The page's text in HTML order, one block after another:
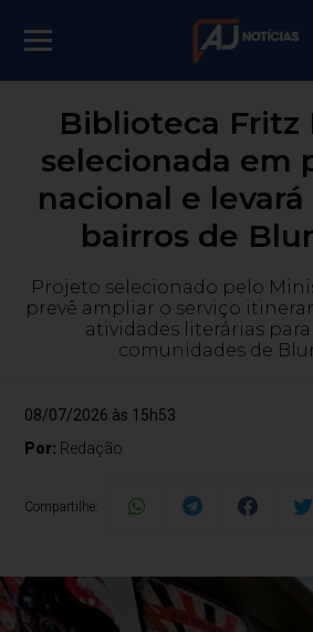
Biblioteca Fritz
selecionada em
nacional e levará
bairros de
Projeto selecionado pelo
prevê ampliar o serviço
atividades literárias
comunidades de
08/07/2026 às 15h53
Por: Redação
Compartilhe: